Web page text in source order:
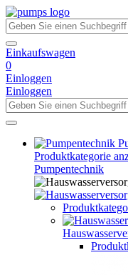
Einkaufswagen
0
Einloggen
Einloggen
Produktkategorie
Pumpentechnik